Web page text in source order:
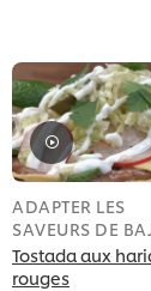
ADAPTER LES
SAVEURS DE
Tostada aux
rouges